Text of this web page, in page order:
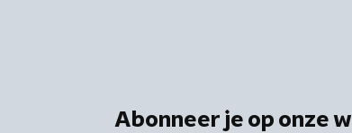
Abonneer je op onze